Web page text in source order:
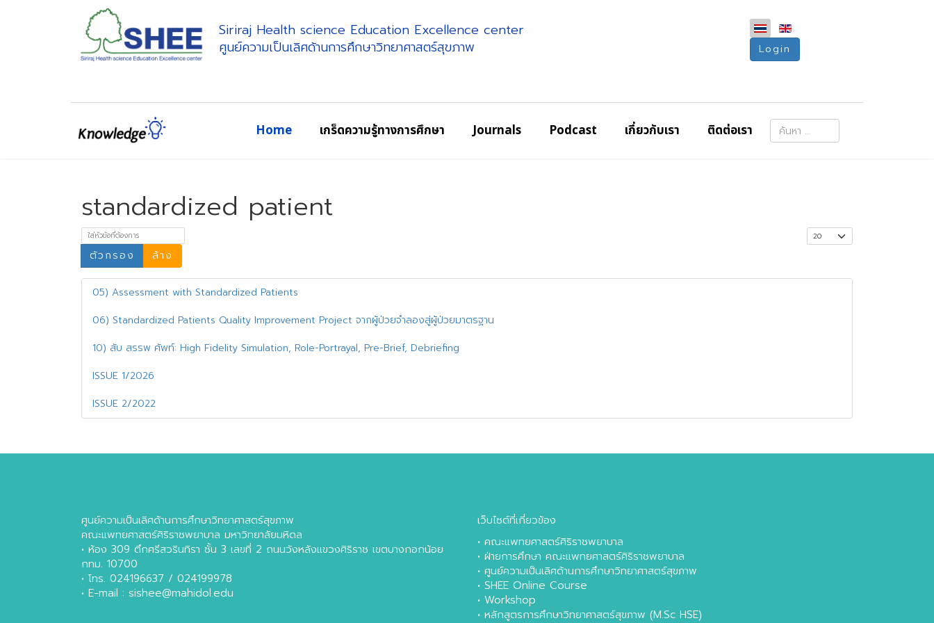
Siriraj Health science Education Excellence center
ศูนย์ความเป็นเลิศด้านการศึกษาวิทยาศาสตร์สุขภาพ
Login
Home เกร็ดความรู้ทางการศึกษา Journals Podcast เกี่ยวกับเรา ติดต่อเรา
การค้นหา
standardized patient
ใส่หัวข้อที่ต้องการ
ตัวกรอง
ล้าง
แสดง #
05) Assessment with Standardized Patients
06) Standardized Patients Quality Improvement Project จากผู้ป่วยจำลองสู่ผู้ป่วยมาตรฐาน
10) สับ สรรพ ศัพท์: High Fidelity Simulation, Role-Portrayal, Pre-Brief, Debriefing
ISSUE 1/2026
ISSUE 2/2022
ศูนย์ความเป็นเลิศด้านการศึกษาวิทยาศาสตร์สุขภาพ
คณะแพทยศาสตร์ศิริราชพยาบาล มหาวิทยาลัยมหิดล
• ห้อง 309 ตึกศรีสวรินทิรา ชั้น 3 เลขที่ 2 ถนนวังหลังแขวงศิริราช เขตบางกอกน้อย
กทม. 10700
• โทร. 024196637 / 024199978
• E-mail : sishee@mahidol.edu
เว็บไซต์ที่เกี่ยวข้อง
• คณะแพทยศาสตร์ศิริราชพยาบาล
• ฝ่ายการศึกษา คณะแพทยศาสตร์ศิริราชพยาบาล
• ศูนย์ความเป็นเลิศด้านการศึกษาวิทยาศาสตร์สุขภาพ
• SHEE Online Course
• Workshop
• หลักสูตรการศึกษาวิทยาศาสตร์สุขภาพ (M.Sc HSE)